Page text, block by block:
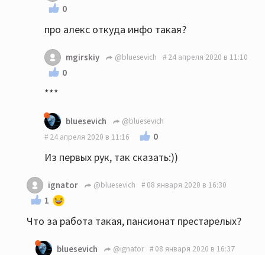
0
про алекс откуда инфо такая?
mgirskiy @bluesevich 24 апреля 2020 в 11:10
0
***
bluesevich
@bluesevich
24 апреля 2020 в 11:16
0
Из первых рук, так сказать:))
ignator @bluesevich 08 января 2020 в 16:30
1
Что за работа такая, пансионат престарелых?
bluesevich @ignator 08 января 2020 в 16:37